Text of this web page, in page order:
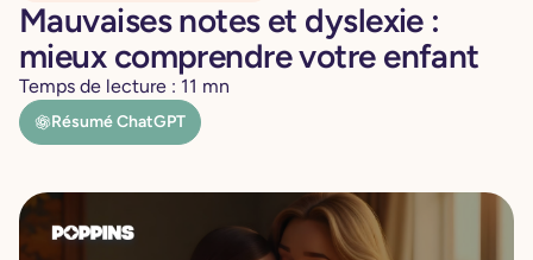
Mauvaises notes et dyslexie :
mieux comprendre votre enfant
Temps de lecture : 11 mn
Résumé ChatGPT